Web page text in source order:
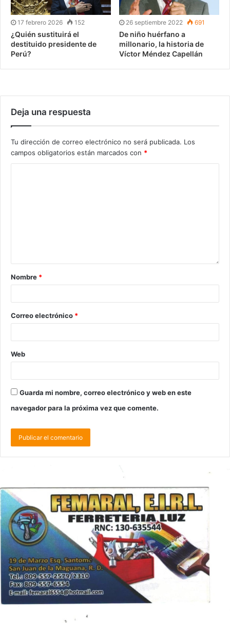
17 febrero 2026 152
¿Quién sustituirá el
destituido presidente de
Perú?
26 septiembre 2022 691
De niño huérfano a
millonario, la historia de
Víctor Méndez Capellán
Deja una respuesta
Tu dirección de correo electrónico no será publicada. Los
campos obligatorios están marcados con *
Nombre *
Correo electrónico *
Web
Guarda mi nombre, correo electrónico y web en este
navegador para la próxima vez que comente.